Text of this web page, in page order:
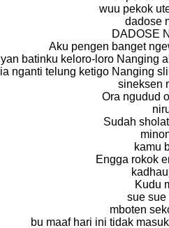
wuu pekok
dadose
DADOSE
Aku pengen banget
batinku keloro-loro Nanging
nganti telung ketigo Nanging
sineksen
Ora ngudud
Sudah
kamu
Engga rokok
Kudu
sue sue
mboten
bu maaf hari ini tidak